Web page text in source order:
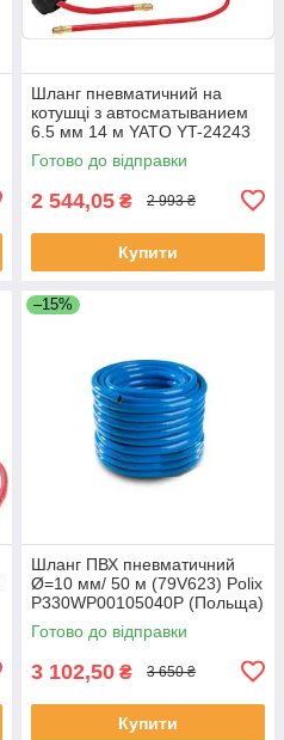
Шланг пневматичний на
котушці з автосматыванием
6.5 мм 14 м YATO YT-24243
(Польща)
Готово до відправки
2 544,05 ₴ 2 993 ₴
Купити
–15%
Шланг ПВХ пневматичний
Ø=10 мм/ 50 м (79V623) Polix
P330WP00105040P (Польща)
Готово до відправки
3 102,50 ₴ 3 650 ₴
Купити